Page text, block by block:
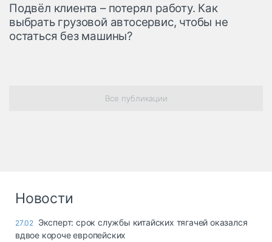
Подвёл клиента – потерял работу. Как
выбрать грузовой автосервис, чтобы не
остаться без машины?
Все публикации
Новости
27.02 Эксперт: срок службы китайских тягачей оказался
вдвое короче европейских